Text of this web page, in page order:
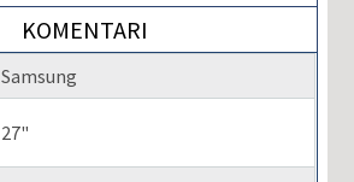
KOMENTARI
Samsung
27"